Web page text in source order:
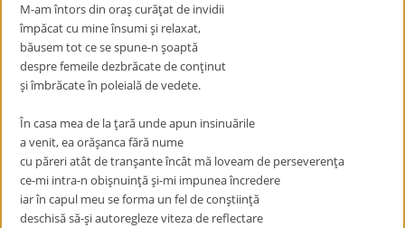
M-am întors din oraş curăţat de invidii
împăcat cu mine însumi şi relaxat,
băusem tot ce se spune-n şoaptă
despre femeile dezbrăcate de conţinut
şi îmbrăcate în poleială de vedete.
În casa mea de la ţară unde apun insinuările
a venit, ea orăşanca fără nume
cu păreri atât de tranşante încât mă loveam de perseverenţa
ce-mi intra-n obişnuinţă şi-mi impunea încredere
iar în capul meu se forma un fel de conştiinţă
deschisă să-şi autoregleze viteza de reflectare